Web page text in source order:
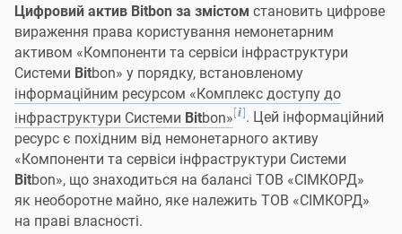
Цифровий актив Bitbon за змістом становить цифрове
вираження права користування немонетарним
активом «Компоненти та сервіси інфраструктури
Системи Bitbon» у порядку, встановленому
інформаційним ресурсом «Комплекс доступу до
інфраструктури Системи Bitbon»[i]. Цей інформаційний
ресурс є похідним від немонетарного активу
«Компоненти та сервіси інфраструктури Системи
Bitbon», що знаходиться на балансі ТОВ «СІМКОРД»
як необоротне майно, яке належить ТОВ «СІМКОРД»
на праві власності.